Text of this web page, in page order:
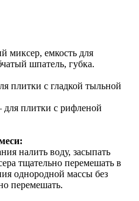
миксер, емкость для
шпатель, губка.
плитки с гладкой тыльной
плитки с рифленой
налить воду, засыпать
тщательно перемешать в
однородной массы без
перемешать.